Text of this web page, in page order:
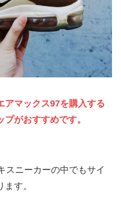
アマックス97を購入する
がおすすめです。
スニーカーの中でもサイ
す。